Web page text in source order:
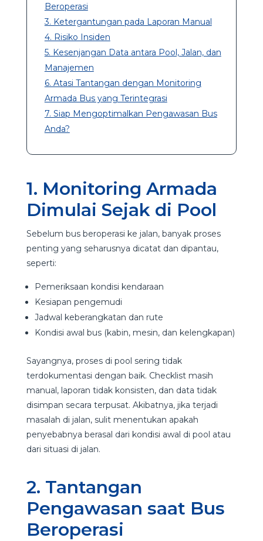
Beroperasi
3. Ketergantungan pada Laporan Manual
4. Risiko Insiden
5. Kesenjangan Data antara Pool, Jalan, dan
Manajemen
6. Atasi Tantangan dengan Monitoring
Armada Bus yang Terintegrasi
7. Siap Mengoptimalkan Pengawasan Bus
Anda?
1. Monitoring Armada
Dimulai Sejak di Pool
Sebelum bus beroperasi ke jalan, banyak proses
penting yang seharusnya dicatat dan dipantau,
seperti:
Pemeriksaan kondisi kendaraan
Kesiapan pengemudi
Jadwal keberangkatan dan rute
Kondisi awal bus (kabin, mesin, dan kelengkapan)
Sayangnya, proses di pool sering tidak
terdokumentasi dengan baik. Checklist masih
manual, laporan tidak konsisten, dan data tidak
disimpan secara terpusat. Akibatnya, jika terjadi
masalah di jalan, sulit menentukan apakah
penyebabnya berasal dari kondisi awal di pool atau
dari situasi di jalan.
2. Tantangan
Pengawasan saat Bus
Beroperasi